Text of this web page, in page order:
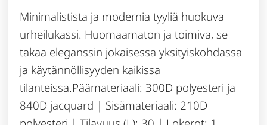
Minimalistista ja modernia tyyliä huokuva
urheilukassi. Huomaamaton ja toimiva, se
takaa eleganssin jokaisessa yksityiskohdassa
ja käytännöllisyyden kaikissa
tilanteissa.Päämateriaali: 300D polyesteri ja
840D jacquard | Sisämateriaali: 210D